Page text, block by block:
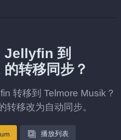
Jellyfin 到
转移同步？
转移到 Telmore Musik？
转移改为自动同步。
播放列表